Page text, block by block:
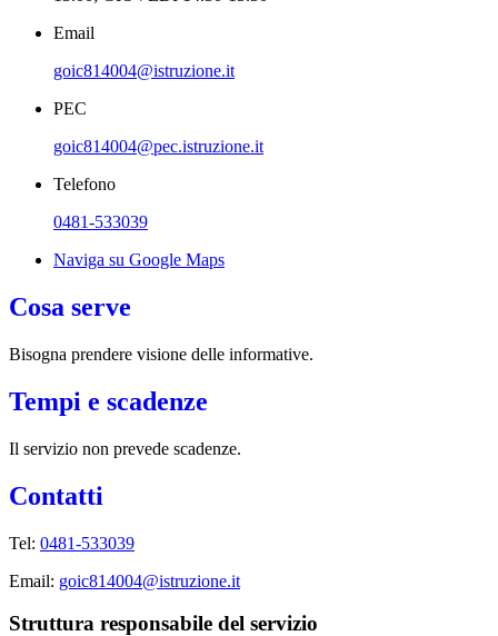
Email
goic814004@istruzione.it
PEC
goic814004@pec.istruzione.it
Telefono
0481-533039
Naviga su Google Maps
Cosa serve
Bisogna prendere visione delle informative.
Tempi e scadenze
Il servizio non prevede scadenze.
Contatti
Tel: 0481-533039
Email: goic814004@istruzione.it
Struttura responsabile del servizio